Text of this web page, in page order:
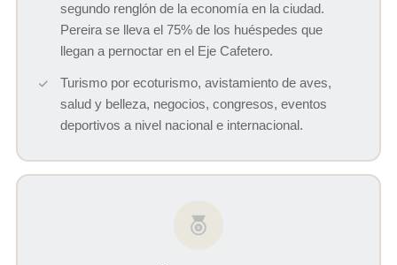
segundo renglón de la economía en la ciudad.
Pereira se lleva el 75% de los huéspedes que
llegan a pernoctar en el Eje Cafetero.
Turismo por ecoturismo, avistamiento de aves,
salud y belleza, negocios, congresos, eventos
deportivos a nivel nacional e internacional.